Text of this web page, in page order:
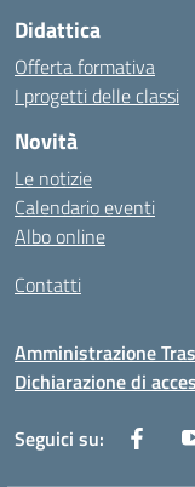
Didattica
Offerta formativa
I progetti delle classi
Novità
Le notizie
Calendario eventi
Albo online
Contatti
Amministrazione
Dichiarazione di
Seguici su: